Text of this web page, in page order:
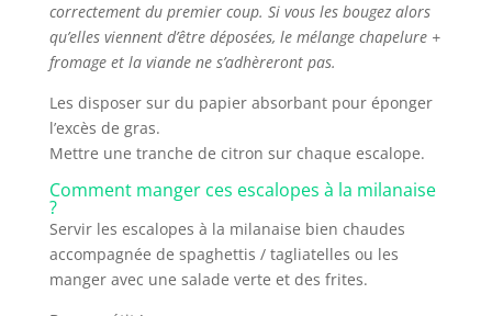
correctement du premier coup. Si vous les bougez alors
qu’elles viennent d’être déposées, le mélange chapelure +
fromage et la viande ne s’adhèreront pas.
Les disposer sur du papier absorbant pour éponger
l’excès de gras.
Mettre une tranche de citron sur chaque escalope.
Comment manger ces escalopes à la milanaise
?
Servir les escalopes à la milanaise bien chaudes
accompagnée de spaghettis / tagliatelles ou les
manger avec une salade verte et des frites.